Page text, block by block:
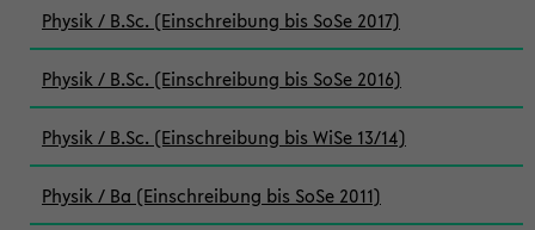
Physik / B.Sc. (Einschreibung bis SoSe 2017)
Physik / B.Sc. (Einschreibung bis SoSe 2016)
Physik / B.Sc. (Einschreibung bis WiSe 13/14)
Physik / Ba (Einschreibung bis SoSe 2011)